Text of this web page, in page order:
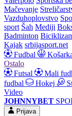
Mačevanje
Vazduhoplovstvo
sport Šah Mediji
Badminton
Kajak srbijasport.net
Fudbal
Ostalo
Futsal
Mali
fudbal
Hokej
Video
JOHNNYBET
Prijava